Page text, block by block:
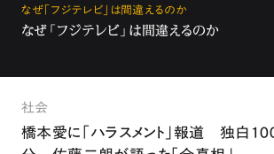
なぜ「フジテレビ」は間違えるのか
なぜ「フジテレビ」は間違えるのか
社会
橋本愛に「ハラスメント」報道 独白